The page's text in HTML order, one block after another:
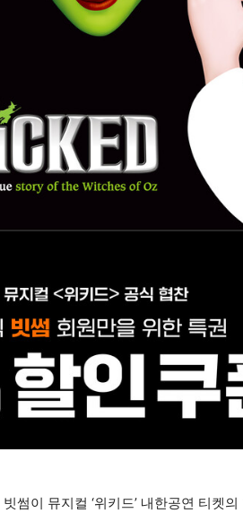
썸이 뮤지컬 ‘위키드’ 내한공연 티켓